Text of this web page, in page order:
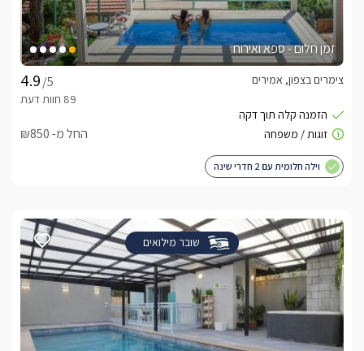
זמן חלום - ספא ואירוח
/5
צימרים בצפון, אמירים
החל מ- ₪850
וילה חלומית עם 2 חדרי שינה
שובר מילואים